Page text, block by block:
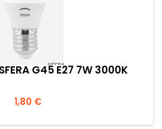
G45 E27 7W 3000K
Prezzo
1,80 €